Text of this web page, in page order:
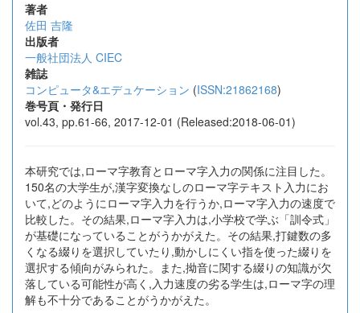
著者
佐田 吉隆
出版者
一般社団法人 CIEC
雑誌
コンピュータ&エデュケーション (ISSN:21862168)
巻号頁・発行日
vol.43, pp.61-66, 2017-12-01 (Released:2018-06-01)
本研究では,ローマ字教育とローマ字入力の関係に注目した。
150名の大学生が,漢字変換なしのローマ字テキスト入力にお
いて,どのようにローマ字入力を行うか,ローマ字入力の速度で
比較した。その結果,ローマ字入力は,小学校で学ぶ「訓令式」
が基礎になっていることがうかがえた。その結果,打鍵数の多
くなる綴りを選択していたり,動かしにくい指を使った綴りを
選択する傾向がみられた。また,拗音に関する綴りの知識が欠
落している可能性が高く,入力速度の劣る学生は,ローマ字の理
解も不十分であることがうかがえた。